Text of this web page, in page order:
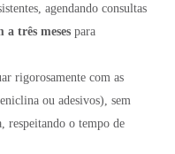
agendando consultas
a três meses para
rigorosamente com as
ou adesivos), sem
respeitando o tempo de